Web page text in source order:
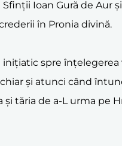
Ioan Gură de Aur
în Pronia divină.
spre
chiar și atunci când
tăria de a-L urma pe